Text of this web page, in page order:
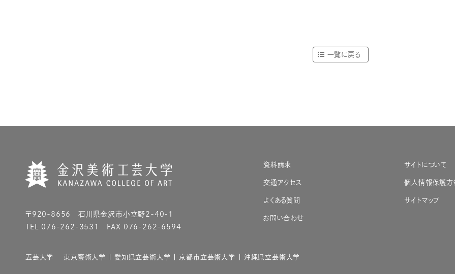
一覧に戻る
〒920-8656 石川県金沢市小立野2-40-1
TEL 076-262-3531 FAX 076-262-6594
資料請求
交通アクセス
よくある質問
お問い合わせ
サイトについて
個人情報保護方
サイトマップ
五芸大学 東京藝術大学 愛知県立芸術大学 京都市立芸術大学 沖縄県立芸術大学